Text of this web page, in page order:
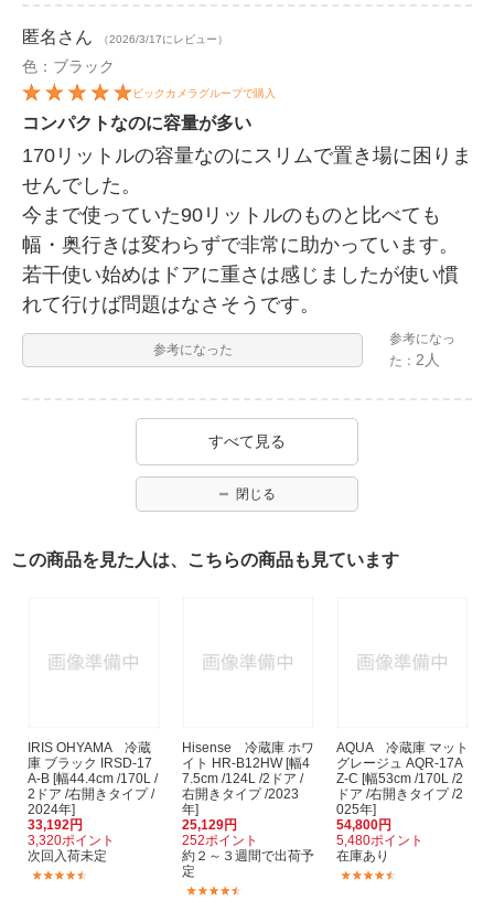
匿名 さん （2026/3/17にレビュー）
色：ブラック
ビックカメラグループで購入
コンパクトなのに容量が多い
170リットルの容量なのにスリムで置き場に困りま
せんでした。
今まで使っていた90リットルのものと比べても
幅・奥行きは変わらずで非常に助かっています。
若干使い始めはドアに重さは感じましたが使い慣
れて行けば問題はなさそうです。
参考になった
参考になっ
た： 2人
すべて見る
閉じる
この商品を見た人は、こちらの商品も見ています
IRIS OHYAMA 冷蔵
庫 ブラック IRSD-17
A-B [幅44.4cm /170L /
2ドア /右開きタイプ /
2024年]
33,192円
3,320ポイント
次回入荷未定
Hisense 冷蔵庫 ホワ
イト HR-B12HW [幅4
7.5cm /124L /2ドア /
右開きタイプ /2023
年]
25,129円
252ポイント
約２～３週間で出荷予
定
AQUA 冷蔵庫 マット
グレージュ AQR-17A
Z-C [幅53cm /170L /2
ドア /右開きタイプ /2
025年]
54,800円
5,480ポイント
在庫あり